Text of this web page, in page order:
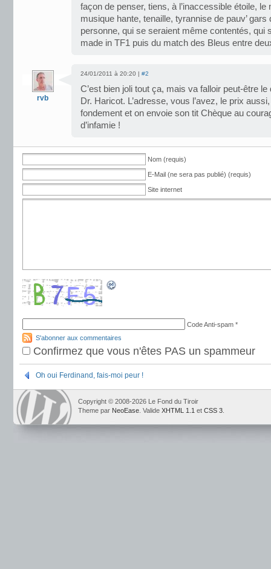
façon de penser, tiens, à l’inaccessible étoile,
musique hante, tenaille, tyrannise de pauv’ gars
personne, qui se seraient même contentés, qui
made in TF1 puis du match des Bleus entre
rvb
24/01/2011 à 20:20 | #2
C’est bien joli tout ça, mais va falloir peut-être
Dr. Haricot. L’adresse, vous l’avez, le prix
fondement et on envoie son tit Chèque au
d’infamie !
Nom (requis)
E-Mail (ne sera pas publié) (requis)
Site internet
Code Anti-spam *
S'abonner aux commentaires
Confirmez que vous n'êtes PAS un spammeur
Oh oui Ferdinand, fais-moi peur !
Copyright © 2008-2026 Le Fond du Tiroir
Theme par NeoEase . Valide XHTML 1.1 et CSS 3